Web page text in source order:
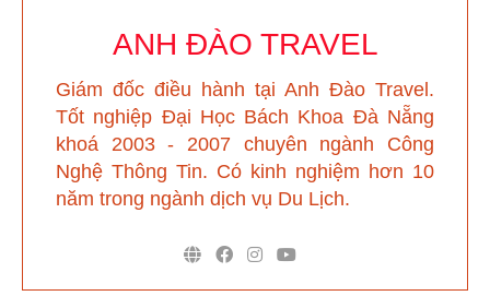
ANH ĐÀO TRAVEL
Giám đốc điều hành tại Anh Đào Travel.
Tốt nghiệp Đại Học Bách Khoa Đà Nẵng
khoá 2003 - 2007 chuyên ngành Công
Nghệ Thông Tin. Có kinh nghiệm hơn 10
năm trong ngành dịch vụ Du Lịch.